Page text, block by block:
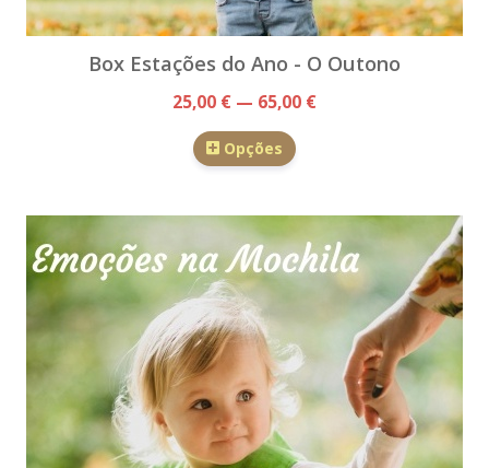
Box Estações do Ano - O Outono
25,00 € — 65,00 €
Opções